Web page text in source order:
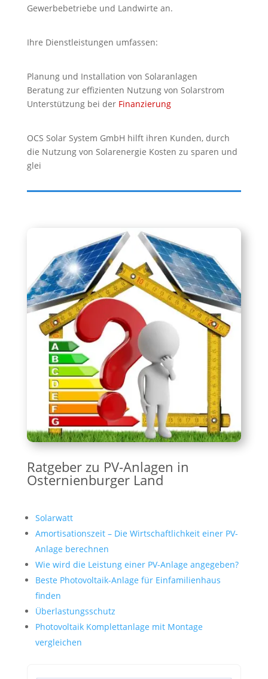
Gewerbebetriebe und Landwirte an.
Ihre Dienstleistungen umfassen:
Planung und Installation von Solaranlagen
Beratung zur effizienten Nutzung von Solarstrom
Unterstützung bei der Finanzierung
OCS Solar System GmbH hilft ihren Kunden, durch
die Nutzung von Solarenergie Kosten zu sparen und
glei
Ratgeber zu PV-Anlagen in
Osternienburger Land
Solarwatt
Amortisationszeit – Die Wirtschaftlichkeit einer PV-
Anlage berechnen
Wie wird die Leistung einer PV-Anlage angegeben?
Beste Photovoltaik-Anlage für Einfamilienhaus
finden
Überlastungsschutz
Photovoltaik Komplettanlage mit Montage
vergleichen